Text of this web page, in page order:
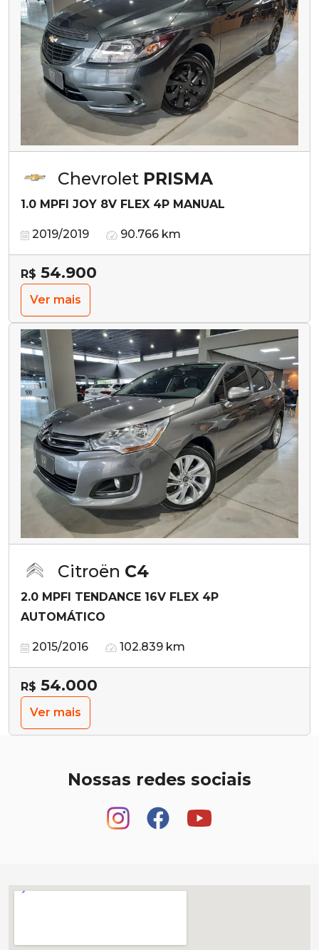
Chevrolet PRISMA
1.0 MPFI JOY 8V FLEX 4P MANUAL
2019/2019 90.766 km
R$ 54.900
Ver mais
Citroën C4
2.0 MPFI TENDANCE 16V FLEX 4P
AUTOMÁTICO
2015/2016 102.839 km
R$ 54.000
Ver mais
Nossas redes sociais